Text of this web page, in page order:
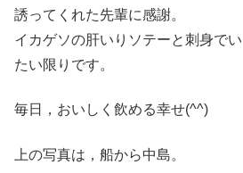
誘ってくれた先輩に感謝。
イカゲソの肝いりソテーと刺身で
たい限りです。
毎日，おいしく飲める幸せ(^^)
上の写真は，船から中島。